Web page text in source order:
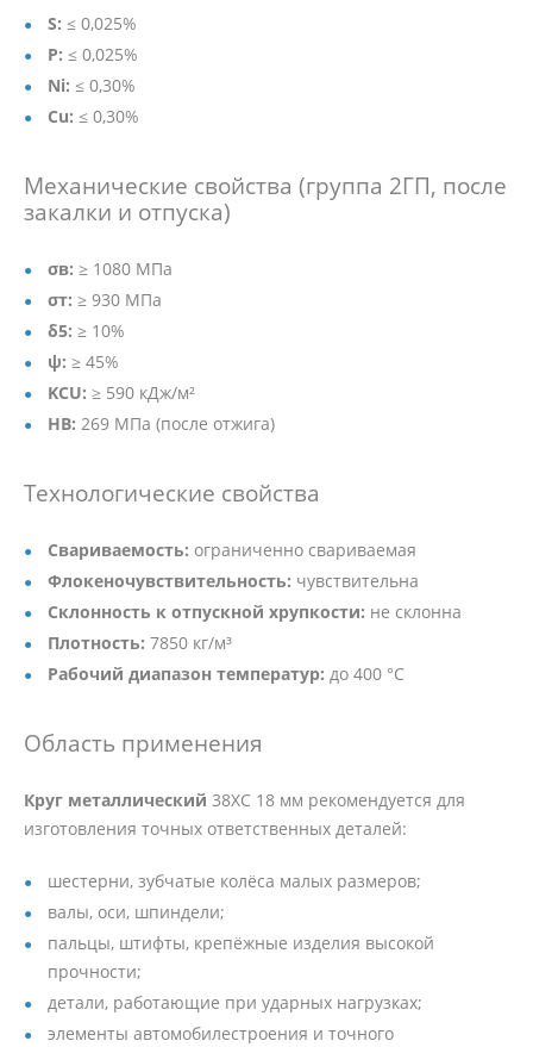
S: ≤ 0,025%
P: ≤ 0,025%
Ni: ≤ 0,30%
Cu: ≤ 0,30%
Механические свойства (группа 2ГП, после
закалки и отпуска)
σв: ≥ 1080 МПа
σт: ≥ 930 МПа
δ5: ≥ 10%
ψ: ≥ 45%
KCU: ≥ 590 кДж/м²
HB: 269 МПа (после отжига)
Технологические свойства
Свариваемость: ограниченно свариваемая
Флокеночувствительность: чувствительна
Склонность к отпускной хрупкости: не склонна
Плотность: 7850 кг/м³
Рабочий диапазон температур: до 400 °C
Область применения
Круг металлический 38ХС 18 мм рекомендуется для
изготовления точных ответственных деталей:
шестерни, зубчатые колёса малых размеров;
валы, оси, шпиндели;
пальцы, штифты, крепёжные изделия высокой
прочности;
детали, работающие при ударных нагрузках;
элементы автомобилестроения и точного